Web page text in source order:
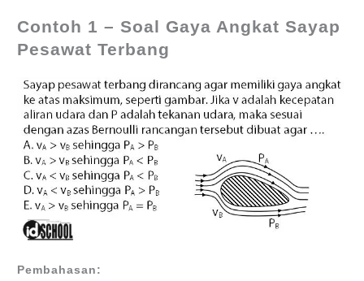
Contoh 1 – Soal Gaya Angkat Sayap
Pesawat Terbang
Pembahasan: